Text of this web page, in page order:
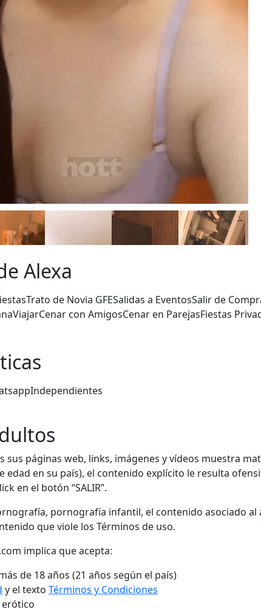
Alexa
Trato de Novia GFESalidas a EventosSalir de
ViajarCenar con AmigosCenar en ParejasFiestas
Independientes
páginas web, links, imágenes y vídeos muestra
edad en su país), el contenido explícito le resulta
en el botón “SALIR”.
pornografía infantil, el contenido asociado al
que viole los Términos de uso.
implica que acepta:
de 18 años (21 años según el país)
y el texto Términos y Condiciones